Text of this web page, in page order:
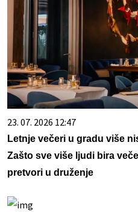
23. 07. 2026 12:47
Letnje večeri u gradu više
Zašto sve više ljudi bira
pretvori u druženje